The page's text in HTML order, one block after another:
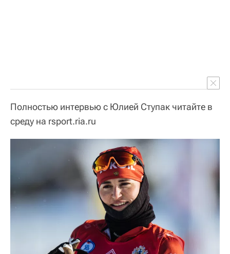
Полностью интервью с Юлией Ступак читайте в
среду на rsport.ria.ru